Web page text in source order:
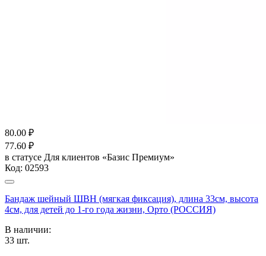
80.00 ₽
77.60 ₽
в статусе Для клиентов «Базис Премиум»
Код: 02593
Бандаж шейный ШВН (мягкая фиксация), длина 33см, высота
4см, для детей до 1-го года жизни, Орто (РОССИЯ)
В наличии:
33 шт.